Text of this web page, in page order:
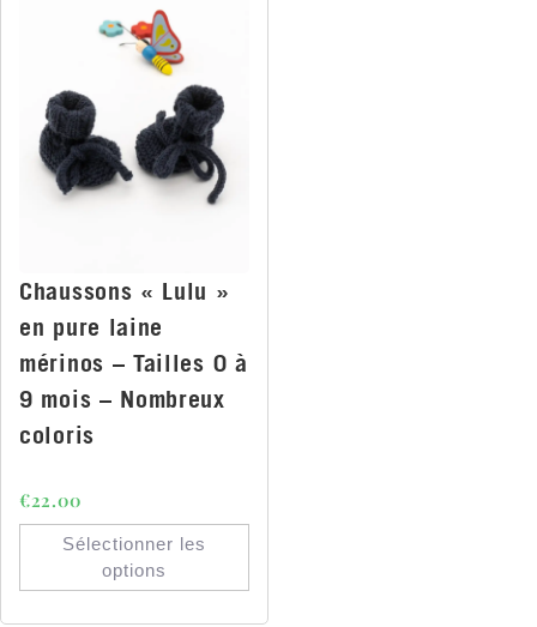
Chaussons « Lulu »
en pure laine
mérinos – Tailles 0 à
9 mois – Nombreux
coloris
€22.00
Sélectionner les
options